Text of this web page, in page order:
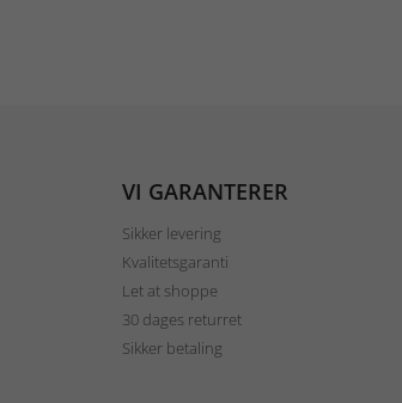
VI GARANTERER
Sikker levering
Kvalitetsgaranti
Let at shoppe
30 dages returret
Sikker betaling